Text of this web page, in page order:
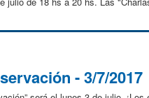
- 3/7/2017